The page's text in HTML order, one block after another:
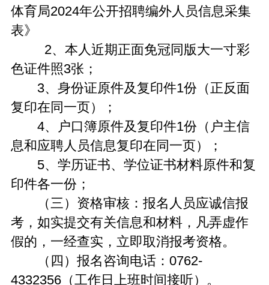
体育局2024年公开招聘编外人员信息采集
表》
2、本人近期正面免冠同版大一寸彩
色证件照3张；
3、身份证原件及复印件1份（正反面
复印在同一页）；
4、户口簿原件及复印件1份（户主信
息和应聘人员信息复印在同一页）；
5、学历证书、学位证书材料原件和复
印件各一份；
（三）资格审核：报名人员应诚信报
考，如实提交有关信息和材料，凡弄虚作
假的，一经查实，立即取消报考资格。
（四）报名咨询电话：0762-
4332356（工作日上班时间接听）。